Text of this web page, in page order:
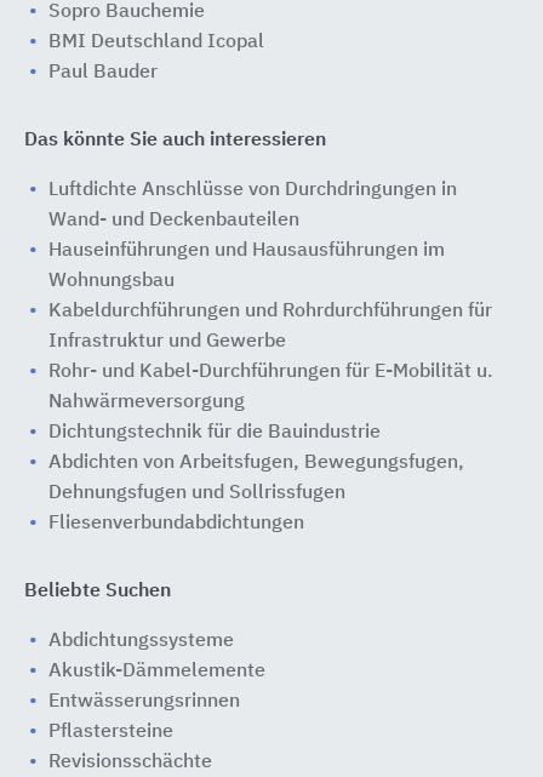
Sopro Bauchemie
BMI Deutschland Icopal
Paul Bauder
Das könnte Sie auch interessieren
Luftdichte Anschlüsse von Durchdringungen in
Wand- und Deckenbauteilen
Hauseinführungen und Hausausführungen im
Wohnungsbau
Kabeldurchführungen und Rohrdurchführungen für
Infrastruktur und Gewerbe
Rohr- und Kabel-Durchführungen für E-Mobilität u.
Nahwärmeversorgung
Dichtungstechnik für die Bauindustrie
Abdichten von Arbeitsfugen, Bewegungsfugen,
Dehnungsfugen und Sollrissfugen
Fliesenverbundabdichtungen
Beliebte Suchen
Abdichtungssysteme
Akustik-Dämmelemente
Entwässerungsrinnen
Pflastersteine
Revisionsschächte